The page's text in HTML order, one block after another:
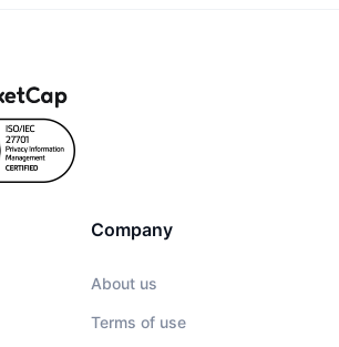
Company
About us
Terms of use